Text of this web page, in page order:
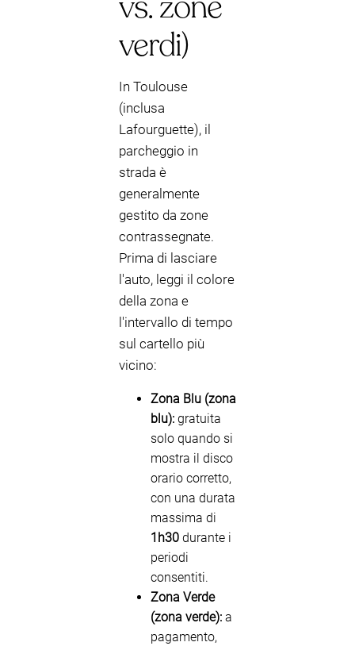
verdi)
In Toulouse
(inclusa
Lafourguette), il
parcheggio in
strada è
generalmente
gestito da zone
contrassegnate.
Prima di lasciare
l'auto, leggi il colore
della zona e
l'intervallo di tempo
sul cartello più
vicino:
Zona Blu (zona
blu): gratuita
solo quando si
mostra il disco
orario corretto,
con una durata
massima di
1h30 durante i
periodi
consentiti.
Zona Verde
(zona verde): a
pagamento,